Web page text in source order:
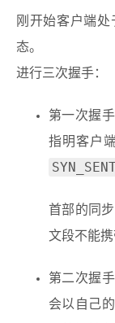
刚开始客户端处
态。
进行三次握手：
第一次握
指明客户
首部的同
文段不能
第二次握
会以自己